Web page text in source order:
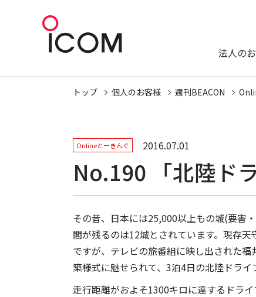
法人の
トップ 個人のお客様 週刊BEACON
Onlineとーきんぐ 2016.07.01
No.190 「北陸ド
その昔、日本には25,000以上もの城(要害
閣が残るのは12城とされています。現存
ですが、テレビの旅番組に映し出された
築様式に魅せられて、3泊4日の北陸ドライ
走行距離がおよそ1300キロに達するドラ